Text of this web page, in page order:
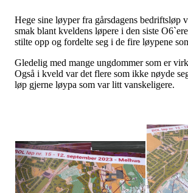
Hege sine løyper fra gårsdagens bedriftsløp
smak blant kveldens løpere i den siste
stilte opp og fordelte seg i de fire løypene
Gledelig med mange ungdommer som er
Også i kveld var det flere som ikke nøyde
løp gjerne løypa som var litt vanskeligere.